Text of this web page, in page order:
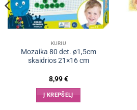
KURIU
Mozaika 80 det. ø1,5cm
skaidrios 21×16 cm
8,99€
Į KREPŠELĮ